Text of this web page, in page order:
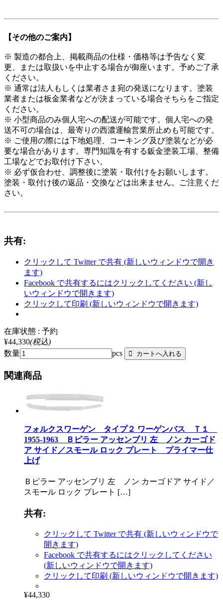
【その他のご案内】
※ 製造の都合上、掲載商品の仕様・価格等は予告なく変
更、または取扱いを中止する場合が御座います。予めご了承
ください。
※ 通常は法人もしくは業者さま宛の発送になります。塗装
業者または板金業者などが決まっている場合そちらをご指定
ください。
※ 小型商品のみ個人宅への配送が可能です。個人宅への発
送不可の場合は、最寄りの西濃運輸営業所止めも可能です。
※ ご使用の際には下地処理、コーキング及び塗装などが必
要な場合があります。専門知識を有する鈑金塗装工場、整備
工場などでお取付け下さい。
※ 必ず仮合わせ、調整後に塗装・取付けをお願いします。
塗装・取付け後の返品・交換などは出来ません。ご注意くだ
さい。
共有:
クリックして Twitter で共有 (新しいウィンドウで開き
ます)
Facebook で共有するにはクリックしてください (新し
いウィンドウで開きます)
クリックして印刷 (新しいウィンドウで開きます)
在庫状態 : 予約
¥44,330(税込)
数量
pcs
関連商品
フォルクスワーゲン タイプ２ ワーゲンバス Ｔ１
1955-1963 Ｂピラー アッセンブリ 左 ノン カーゴド
ア サイド／スモール ロック プレート プライマー仕
上げ
Ｂピラー アッセンブリ 左 ノン カーゴドア サイド／
スモール ロック プレート […]
共有:
クリックして Twitter で共有 (新しいウィンドウで
開きます)
Facebook で共有するにはクリックしてください
(新しいウィンドウで開きます)
クリックして印刷 (新しいウィンドウで開きます)
¥44,330